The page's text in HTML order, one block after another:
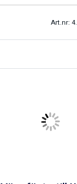
Art.nr: